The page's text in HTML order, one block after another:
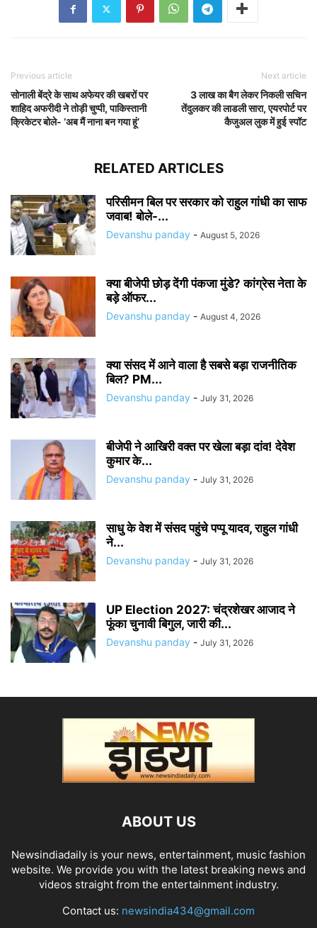
Previous article
सोनाली बेंद्रे के साथ अफेयर की खबरों पर
शाहिद अफरीदी ने तोड़ी चुप्पी, पाकिस्तानी
क्रिकेटर बोले- ‘अब मैं नाना बन गया हूं’
Next article
3 लाख का बैग लेकर निकली सचिन
तेंदुलकर की लाडली सारा, एयरपोर्ट पर
कैजुअल लुक में हुई स्पॉट
RELATED ARTICLES
परिसीमन बिल पर सरकार को राहुल गांधी का साफ
जवाब! बोले-...
Devanshu panday - August 5, 2026
क्या बीजेपी छोड़ देंगी पंकजा मुंडे? कांग्रेस नेता के
बड़े ऑफर...
Devanshu panday - August 4, 2026
क्या संसद में आने वाला है सबसे बड़ा राजनीतिक
बिल? PM...
Devanshu panday - July 31, 2026
बीजेपी ने आखिरी वक्त पर खेला बड़ा दांव! देवेश
कुमार के...
Devanshu panday - July 31, 2026
साधु के वेश में संसद पहुंचे पप्पू यादव, राहुल गांधी
ने...
Devanshu panday - July 31, 2026
UP Election 2027: चंद्रशेखर आजाद ने
फूंका चुनावी बिगुल, जारी की...
Devanshu panday - July 31, 2026
ABOUT US
Newsindiadaily is your news, entertainment, music fashion
website. We provide you with the latest breaking news and
videos straight from the entertainment industry.
Contact us: newsindia434@gmail.com